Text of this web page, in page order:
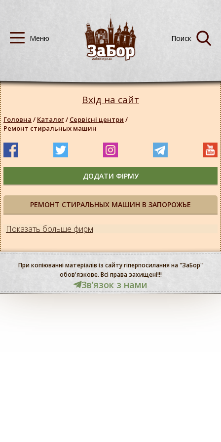
РЕМОНТ СТИРАЛЬНЫХ МАШИН В ЗАПОРОЖЬЕ
Показать больше фирм
Вхід на сайт
Головна / Каталог/ Сервісні центри /
Ремонт стиральных машин
ДОДАТИ ФІРМУ
При копіюванні матеріалів із сайту гіперпосилання на "ЗаБор"
обов'язкове. Всі права захищені!!!
Звʼязок з нами